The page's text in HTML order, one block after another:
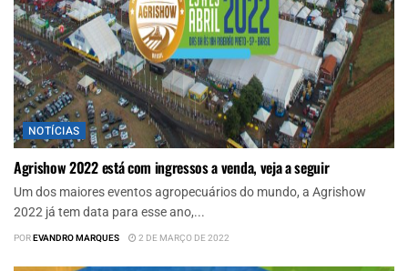
NOTÍCIAS
Agrishow 2022 está com ingressos a venda, veja a seguir
Um dos maiores eventos agropecuários do mundo, a Agrishow
2022 já tem data para esse ano,...
POREVANDRO MARQUES 2 DE MARÇO DE 2022